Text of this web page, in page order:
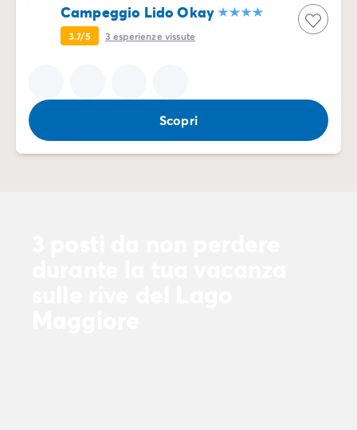
Campeggio Lido Okay
3.7/5 3esperienze vissute
Scopri